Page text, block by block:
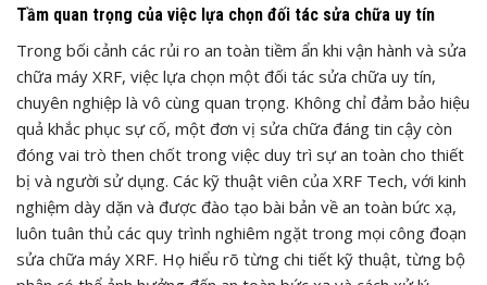
Tầm quan trọng của việc lựa chọn đối tác sửa chữa uy tín
Trong bối cảnh các rủi ro an toàn tiềm ẩn khi vận hành và sửa
chữa máy XRF, việc lựa chọn một đối tác sửa chữa uy tín,
chuyên nghiệp là vô cùng quan trọng. Không chỉ đảm bảo hiệu
quả khắc phục sự cố, một đơn vị sửa chữa đáng tin cậy còn
đóng vai trò then chốt trong việc duy trì sự an toàn cho thiết
bị và người sử dụng. Các kỹ thuật viên của XRF Tech, với kinh
nghiệm dày dặn và được đào tạo bài bản về an toàn bức xạ,
luôn tuân thủ các quy trình nghiêm ngặt trong mọi công đoạn
sửa chữa máy XRF. Họ hiểu rõ từng chi tiết kỹ thuật, từng bộ